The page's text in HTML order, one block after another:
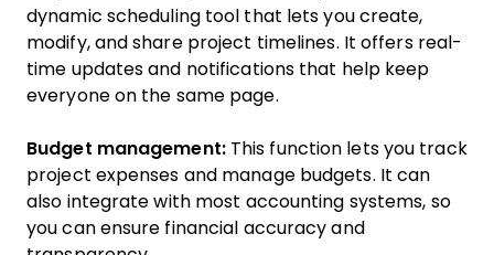
dynamic scheduling tool that lets you create,
modify, and share project timelines. It offers real-
time updates and notifications that help keep
everyone on the same page.
Budget management:This function lets you track
project expenses and manage budgets. It can
also integrate with most accounting systems, so
you can ensure financial accuracy and